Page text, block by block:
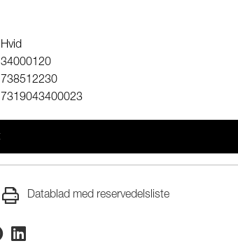
Hvid
34000120
738512230
7319043400023
Datablad med reservedelsliste
Linkedin